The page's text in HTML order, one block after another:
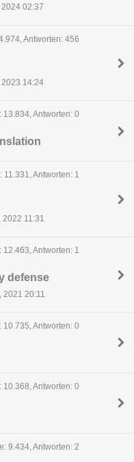
02:37
Antworten: 456
14:24
13.834, Antworten: 0
11.331, Antworten: 1
11:31
12.463, Antworten: 1
defense
20:11
10.735, Antworten: 0
10.368, Antworten: 0
9.434, Antworten: 2